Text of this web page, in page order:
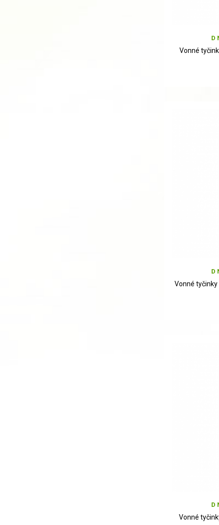
D
Vonné
D
Vonné tyčinky
D
Vonné